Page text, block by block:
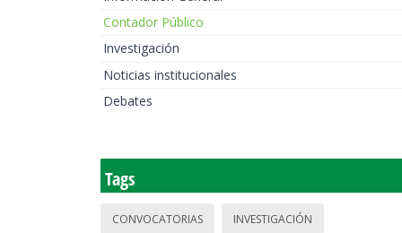
Contador Público
Investigación
Noticias institucionales
Debates
Tags
CONVOCATORIAS INVESTIGACIÓN